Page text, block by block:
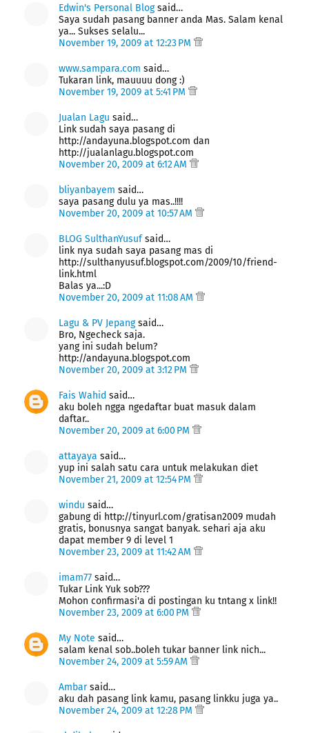
Edwin's Personal Blogsaid…
Saya sudah pasang banner anda Mas. Salam kenal
ya... Sukses selalu...
November 19, 2009 at 12:23 PM
www.sampara.com said…
Tukaran link, mauuuu dong :)
November 19, 2009 at 5:41 PM
Jualan Lagu said…
Link sudah saya pasang di
http://andayuna.blogspot.com dan
http://jualanlagu.blogspot.com
November 20, 2009 at 6:12 AM
bliyanbayem said…
saya pasang dulu ya mas..!!!!
November 20, 2009 at 10:57 AM
BLOG SulthanYusufsaid…
link nya sudah saya pasang mas di
http://sulthanyusuf.blogspot.com/2009/10/friend-
link.html
Balas ya...:D
November 20, 2009 at 11:08 AM
Lagu & PV Jepangsaid…
Bro, Ngecheck saja.
yang ini sudah belum?
http://andayuna.blogspot.com
November 20, 2009 at 3:12 PM
Fais Wahid said…
aku boleh ngga ngedaftar buat masuk dalam
daftar..
November 20, 2009 at 6:00 PM
attayaya said…
yup ini salah satu cara untuk melakukan diet
November 21, 2009 at 12:54 PM
windu said…
gabung di http://tinyurl.com/gratisan2009 mudah
gratis, bonusnya sangat banyak. sehari aja aku
dapat member 9 di level 1
November 23, 2009 at 11:42 AM
imam77 said…
Tukar Link Yuk sob???
Mohon confirmasi'a di postingan ku tntang x link!!
November 23, 2009 at 6:00 PM
My Note said…
salam kenal sob..boleh tukar banner link nich...
November 24, 2009 at 5:59 AM
Ambarsaid…
aku dah pasang link kamu, pasang linkku juga ya..
November 24, 2009 at 12:28 PM